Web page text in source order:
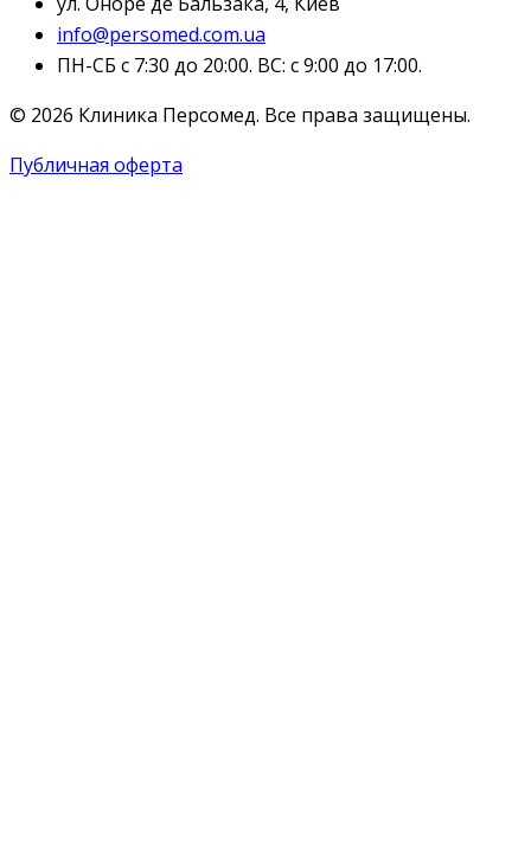
info@persomed.com.ua
ПН-СБ с 7:30 до 20:00. ВС: с 9:00 до 17:00.
© 2026 Клиника Персомед. Все права защищены.
Публичная оферта